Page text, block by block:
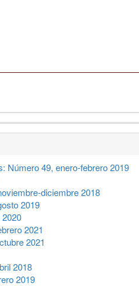
Número 49, enero-febrero 2019
diciembre 2018
2019
2021
2021
2018
2019